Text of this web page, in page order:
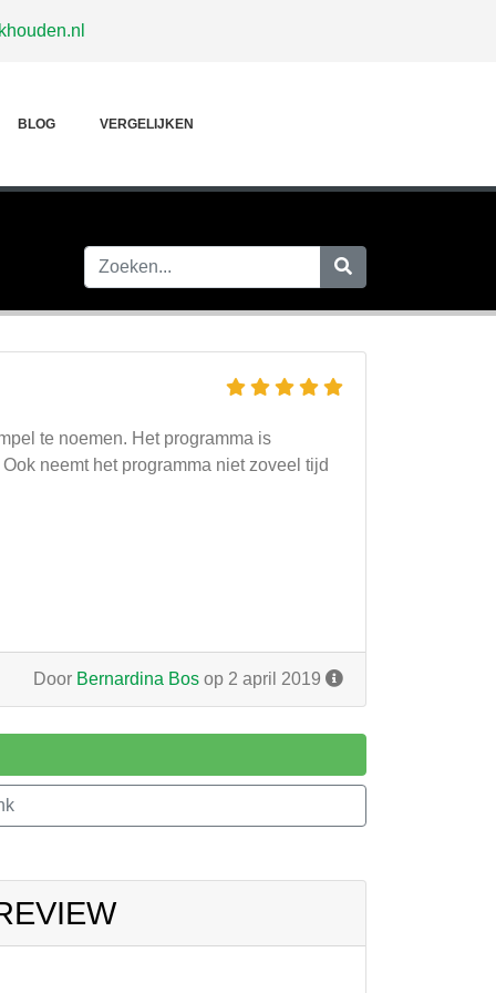
BLOG VERGELIJKEN
te noemen. Het programma is
neemt het programma niet zoveel tijd
Door Bernardina Bos op 2 april 2019